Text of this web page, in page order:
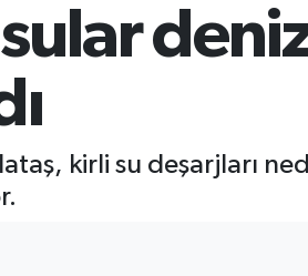
kirli su deşarjları